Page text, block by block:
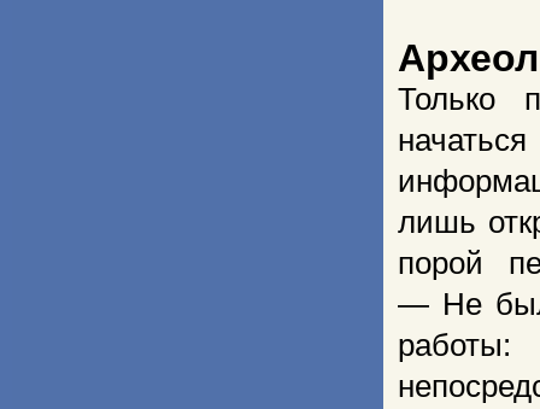
Только
лишь
порой
— Не
работы: